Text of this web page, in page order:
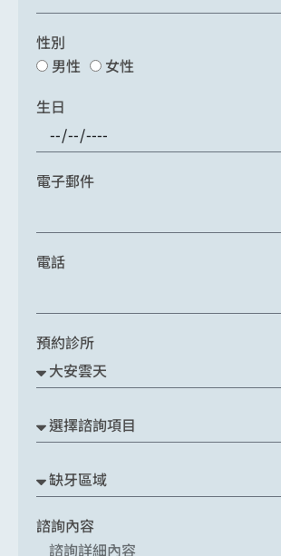
性別
男性
女性
生日
電子郵件
電話
預約診所
諮詢內容